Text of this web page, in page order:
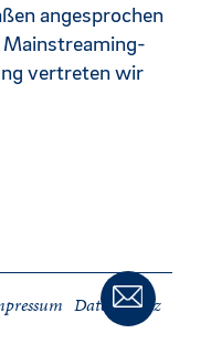
angesprochen
Mainstreaming-
vertreten wir
Datenschutz